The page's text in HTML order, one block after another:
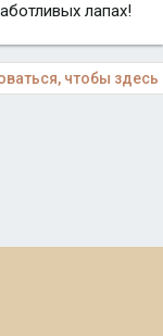
лапах!
чтобы здесь